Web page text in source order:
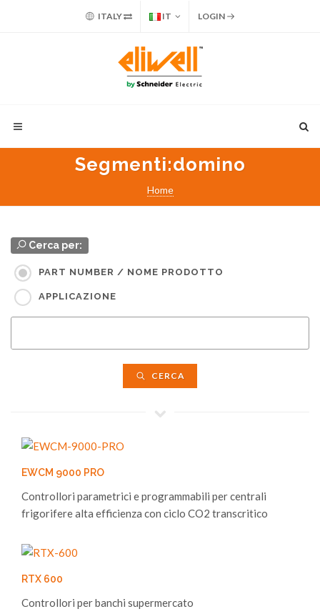
ITALY IT LOGIN
Segmenti:domino
Home
Cerca per:
PART NUMBER / NOME PRODOTTO
APPLICAZIONE
CERCA
EWCM 9000 PRO
Controllori parametrici e programmabili per centrali
frigorifere alta efficienza con ciclo CO2 transcritico
RTX 600
Controllori per banchi supermercato